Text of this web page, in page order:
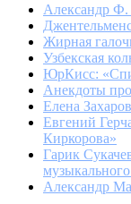
Александр
Жирная
Узбекская
ЮрКисс:
Анекдоты
Елена
Евгений
Киркорова»
Гарик
Александр